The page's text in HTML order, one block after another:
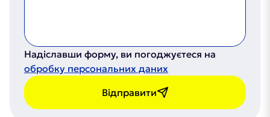
Надіславши форму, ви погоджуєтеся на
обробку персональних даних
Відправити